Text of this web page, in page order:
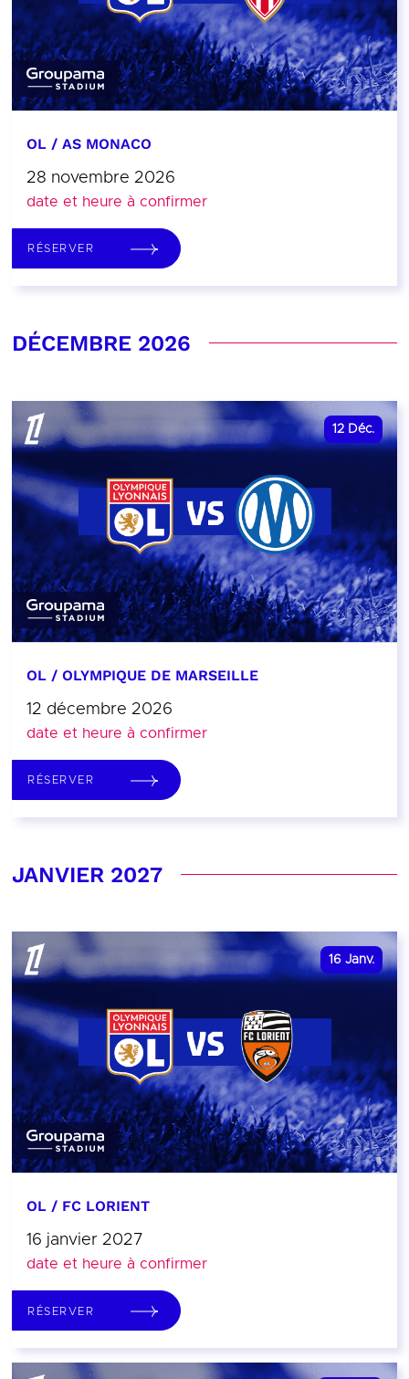
OL / AS MONACO
28 novembre 2026
date et heure à confirmer
RÉSERVER
DÉCEMBRE 2026
12 Déc.
OL / OLYMPIQUE DE MARSEILLE
12 décembre 2026
date et heure à confirmer
RÉSERVER
JANVIER 2027
16 Janv.
OL / FC LORIENT
16 janvier 2027
date et heure à confirmer
RÉSERVER